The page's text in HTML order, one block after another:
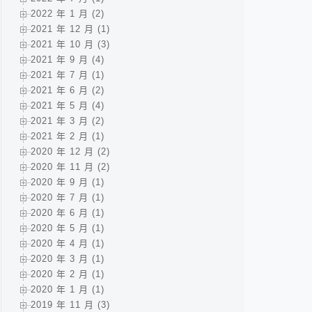
2022 年 1 月 (2)
2021 年 12 月 (1)
2021 年 10 月 (3)
2021 年 9 月 (4)
2021 年 7 月 (1)
2021 年 6 月 (2)
2021 年 5 月 (4)
2021 年 3 月 (2)
2021 年 2 月 (1)
2020 年 12 月 (2)
2020 年 11 月 (2)
2020 年 9 月 (1)
2020 年 7 月 (1)
2020 年 6 月 (1)
2020 年 5 月 (1)
2020 年 4 月 (1)
2020 年 3 月 (1)
2020 年 2 月 (1)
2020 年 1 月 (1)
2019 年 11 月 (3)